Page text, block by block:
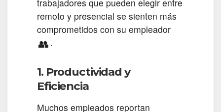
trabajadores que pueden elegir entre
remoto y presencial se sienten más
comprometidos con su empleador
👥 .
1. Productividad y
Eficiencia
Muchos empleados reportan